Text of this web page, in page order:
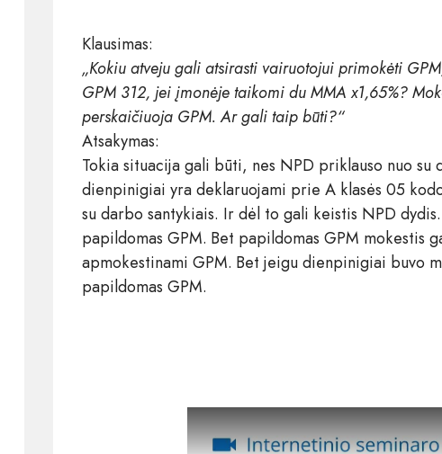
Klausimas:
„Kokiu atveju gali atsirasti vairuotojui primokėti
GPM 312, jei įmonėje taikomi du MMA x1,65%?
perskaičiuoja GPM. Ar gali taip būti?“
Atsakymas:
Tokia situacija gali būti, nes NPD priklauso nuo su
dienpinigiai yra deklaruojami prie A klasės 05
su darbo santykiais. Ir dėl to gali keistis NPD
papildomas GPM. Bet papildomas GPM
apmokestinami GPM. Bet jeigu dienpinigiai buvo
papildomas GPM.